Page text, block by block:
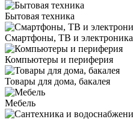
Бытовая техника
Смартфоны, ТВ и электроника
Компьютеры и периферия
Товары для дома, бакалея
Мебель